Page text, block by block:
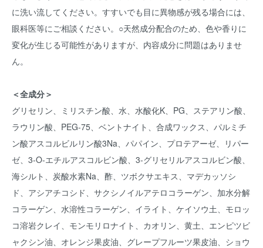
に洗い流してください。すすいでも目に異物感が残る場合には、
眼科医等にご相談ください。○天然成分配合のため、色や香りに
変化が生じる可能性がありますが、内容成分に問題はありませ
ん。
＜全成分＞
グリセリン、ミリスチン酸、水、水酸化K、PG、ステアリン酸、
ラウリン酸、PEG-75、ベントナイト、合成ワックス、パルミチ
ン酸アスコルビルリン酸3Na、パパイン、プロテアーゼ、リパー
ゼ、3-O-エチルアスコルビン酸、3-グリセリルアスコルビン酸、
海シルト、炭酸水素Na、酢、ツボクサエキス、マデカッソシ
ド、アシアチコシド、サクシノイルアテロコラーゲン、加水分解
コラーゲン、水溶性コラーゲン、イライト、ケイソウ土、モロッ
コ溶岩クレイ、モンモリロナイト、カオリン、黄土、エンピツビ
ャクシン油、オレンジ果皮油、グレープフルーツ果皮油、ショウ